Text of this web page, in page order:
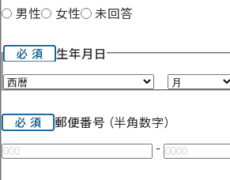
男性
女性 未回答
生年月日
月
郵便番号 （半角数字）
-